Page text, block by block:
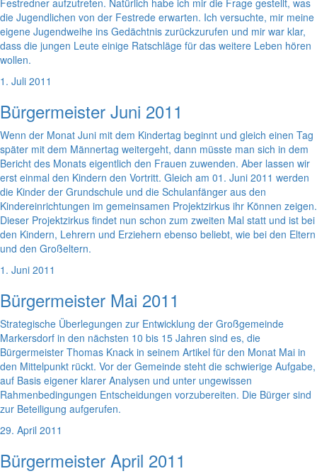
Festredner aufzutreten. Natürlich habe ich mir die Frage gestellt, was
die Jugendlichen von der Festrede erwarten. Ich versuchte, mir meine
eigene Jugendweihe ins Gedächtnis zurückzurufen und mir war klar,
dass die jungen Leute einige Ratschläge für das weitere Leben hören
wollen.
1. Juli 2011
Bürgermeister Juni 2011
Wenn der Monat Juni mit dem Kindertag beginnt und gleich einen Tag
später mit dem Männertag weitergeht, dann müsste man sich in dem
Bericht des Monats eigentlich den Frauen zuwenden. Aber lassen wir
erst einmal den Kindern den Vortritt. Gleich am 01. Juni 2011 werden
die Kinder der Grundschule und die Schulanfänger aus den
Kindereinrichtungen im gemeinsamen Projektzirkus ihr Können zeigen.
Dieser Projektzirkus findet nun schon zum zweiten Mal statt und ist bei
den Kindern, Lehrern und Erziehern ebenso beliebt, wie bei den Eltern
und den Großeltern.
1. Juni 2011
Bürgermeister Mai 2011
Strategische Überlegungen zur Entwicklung der Großgemeinde
Markersdorf in den nächsten 10 bis 15 Jahren sind es, die
Bürgermeister Thomas Knack in seinem Artikel für den Monat Mai in
den Mittelpunkt rückt. Vor der Gemeinde steht die schwierige Aufgabe,
auf Basis eigener klarer Analysen und unter ungewissen
Rahmenbedingungen Entscheidungen vorzubereiten. Die Bürger sind
zur Beteiligung aufgerufen.
29. April 2011
Bürgermeister April 2011